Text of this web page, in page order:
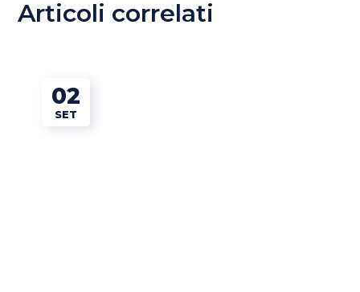
Articoli correlati
02
SET